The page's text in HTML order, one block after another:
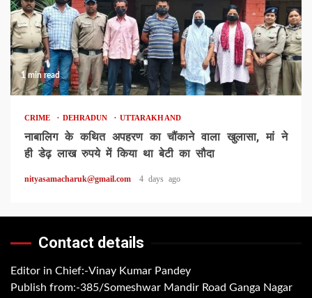
1 min read
CRIME DEHRADUN UTTARAKHAND
नाबालिग के कथित अपहरण का चौंकाने वाला खुलासा, मां ने
ही डेढ़ लाख रुपये में किया था बेटी का सौदा
nityasamacharuk@gmail.com 4 days ago
Contact details
Editor in Chief:-Vinay Kumar Pandey
Publish from:-385/Someshwar Mandir Road Ganga Nagar